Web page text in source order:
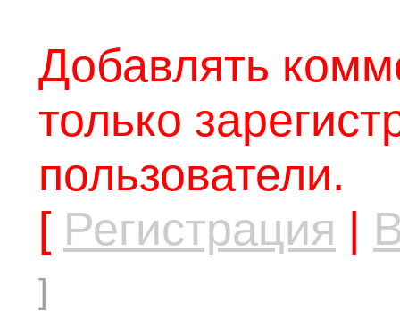
Добавлять
только
пользователи.
[ Регистрация |
]